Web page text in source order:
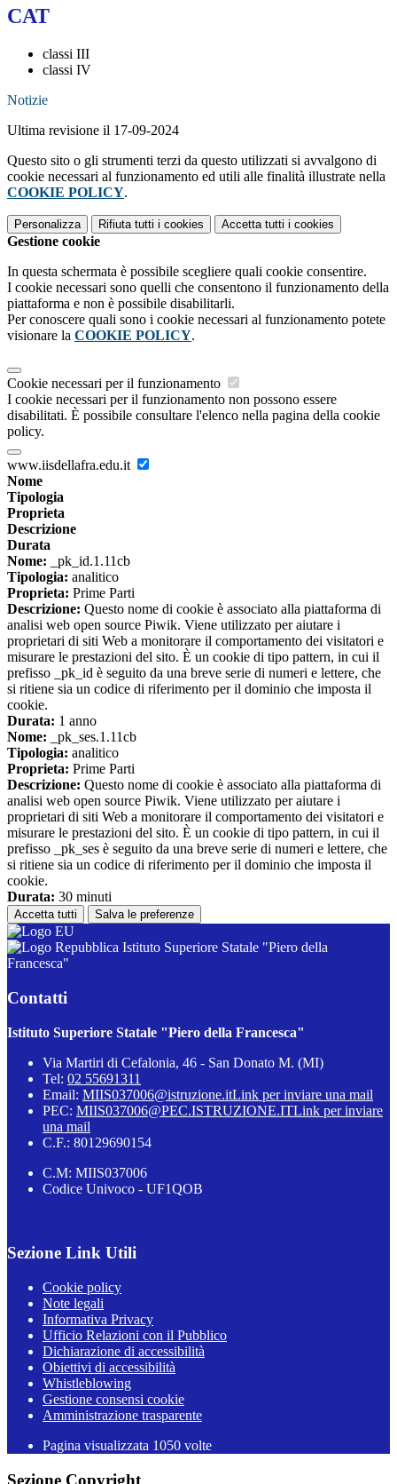
CAT
classi III
classi IV
Notizie
Ultima revisione il 17-09-2024
Questo sito o gli strumenti terzi da questo utilizzati si avvalgono di
cookie necessari al funzionamento ed utili alle finalità illustrate nella
COOKIE POLICY.
Personalizza Rifiuta tutti i cookies Accetta tutti i cookies
Gestione cookie
In questa schermata è possibile scegliere quali cookie consentire.
I cookie necessari sono quelli che consentono il funzionamento della
piattaforma e non è possibile disabilitarli.
Per conoscere quali sono i cookie necessari al funzionamento potete
visionare la COOKIE POLICY.
Cookie necessari per il funzionamento
I cookie necessari per il funzionamento non possono essere
disabilitati. È possibile consultare l'elenco nella pagina della cookie
policy.
www.iisdellafra.edu.it
Nome
Tipologia
Proprieta
Descrizione
Durata
Nome: _pk_id.1.11cb
Tipologia: analitico
Proprieta: Prime Parti
Descrizione: Questo nome di cookie è associato alla piattaforma di
analisi web open source Piwik. Viene utilizzato per aiutare i
proprietari di siti Web a monitorare il comportamento dei visitatori e
misurare le prestazioni del sito. È un cookie di tipo pattern, in cui il
prefisso _pk_id è seguito da una breve serie di numeri e lettere, che
si ritiene sia un codice di riferimento per il dominio che imposta il
cookie.
Durata: 1 anno
Nome: _pk_ses.1.11cb
Tipologia: analitico
Proprieta: Prime Parti
Descrizione: Questo nome di cookie è associato alla piattaforma di
analisi web open source Piwik. Viene utilizzato per aiutare i
proprietari di siti Web a monitorare il comportamento dei visitatori e
misurare le prestazioni del sito. È un cookie di tipo pattern, in cui il
prefisso _pk_ses è seguito da una breve serie di numeri e lettere, che
si ritiene sia un codice di riferimento per il dominio che imposta il
cookie.
Durata: 30 minuti
Accetta tutti Salva le preferenze
Istituto Superiore Statale "Piero della
Francesca"
Contatti
Istituto Superiore Statale "Piero della Francesca"
Via Martiri di Cefalonia, 46 - San Donato M. (MI)
Tel: 02 55691311
Email: MIIS037006@istruzione.itLink per inviare una mail
PEC: MIIS037006@PEC.ISTRUZIONE.ITLink per inviare
una mail
C.F.: 80129690154
C.M: MIIS037006
Codice Univoco - UF1QOB
Sezione Link Utili
Cookie policy
Note legali
Informativa Privacy
Ufficio Relazioni con il Pubblico
Dichiarazione di accessibilità
Obiettivi di accessibilità
Whistleblowing
Gestione consensi cookie
Amministrazione trasparente
Pagina visualizzata 1050 volte
Sezione Copyright